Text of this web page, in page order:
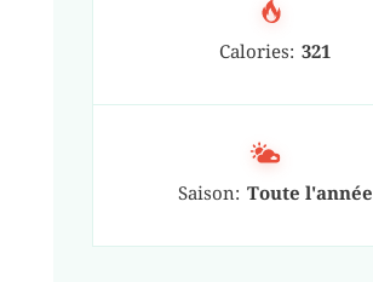
Calories: 321
Saison: Toute l'année